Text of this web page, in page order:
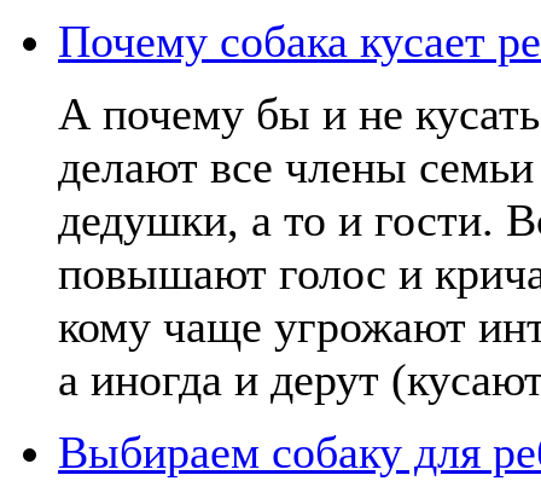
Почему собака кусает
А почему бы и не
делают все члены
дедушки, а то и гости.
повышают голос и
кому чаще угрожают
а иногда и дерут
Выбираем собаку для